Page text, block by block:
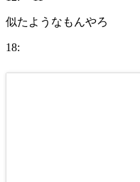
似たようなもんやろ
18: